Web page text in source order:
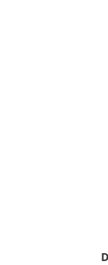
Complexe